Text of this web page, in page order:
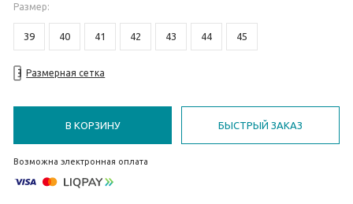
Размер:
39 40 41 42 43 44 45
Размерная сетка
В КОРЗИНУ БЫСТРЫЙ ЗАКАЗ
Возможна электронная оплата